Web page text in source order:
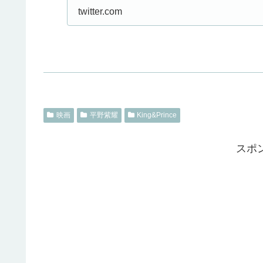
twitter.com
映画 平野紫耀 King&Prince
スポ